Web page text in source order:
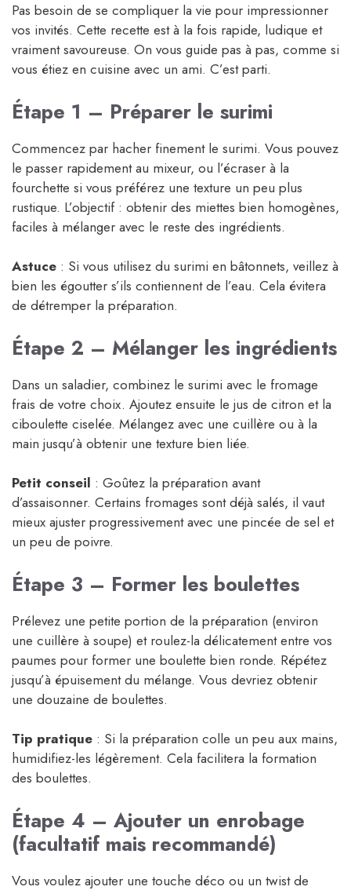
Pas besoin de se compliquer la vie pour impressionner
vos invités. Cette recette est à la fois rapide, ludique et
vraiment savoureuse. On vous guide pas à pas, comme si
vous étiez en cuisine avec un ami. C’est parti.
Étape 1 – Préparer le surimi
Commencez par hacher finement le surimi. Vous pouvez
le passer rapidement au mixeur, ou l’écraser à la
fourchette si vous préférez une texture un peu plus
rustique. L’objectif : obtenir des miettes bien homogènes,
faciles à mélanger avec le reste des ingrédients.
Astuce : Si vous utilisez du surimi en bâtonnets, veillez à
bien les égoutter s’ils contiennent de l’eau. Cela évitera
de détremper la préparation.
Étape 2 – Mélanger les ingrédients
Dans un saladier, combinez le surimi avec le fromage
frais de votre choix. Ajoutez ensuite le jus de citron et la
ciboulette ciselée. Mélangez avec une cuillère ou à la
main jusqu’à obtenir une texture bien liée.
Petit conseil : Goûtez la préparation avant
d’assaisonner. Certains fromages sont déjà salés, il vaut
mieux ajuster progressivement avec une pincée de sel et
un peu de poivre.
Étape 3 – Former les boulettes
Prélevez une petite portion de la préparation (environ
une cuillère à soupe) et roulez-la délicatement entre vos
paumes pour former une boulette bien ronde. Répétez
jusqu’à épuisement du mélange. Vous devriez obtenir
une douzaine de boulettes.
Tip pratique : Si la préparation colle un peu aux mains,
humidifiez-les légèrement. Cela facilitera la formation
des boulettes.
Étape 4 – Ajouter un enrobage
(facultatif mais recommandé)
Vous voulez ajouter une touche déco ou un twist de